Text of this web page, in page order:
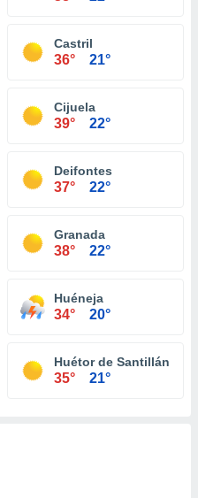
Castril
36° 21°
Cijuela
39° 22°
Deifontes
37° 22°
Granada
38° 22°
Huéneja
34° 20°
Huétor de Santillán
35° 21°